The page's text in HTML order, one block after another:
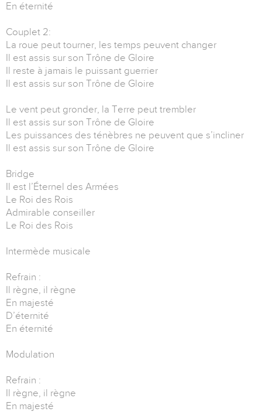
En éternité
Couplet 2:
La roue peut tourner, les temps peuvent changer
Il est assis sur son Trône de Gloire
Il reste à jamais le puissant guerrier
Il est assis sur son Trône de Gloire
Le vent peut gronder, la Terre peut trembler
Il est assis sur son Trône de Gloire
Les puissances des ténèbres ne peuvent que s’incliner
Il est assis sur son Trône de Gloire
Bridge
Il est l’Éternel des Armées
Le Roi des Rois
Admirable conseiller
Le Roi des Rois
Intermède musicale
Refrain :
Il règne, il règne
En majesté
D’éternité
En éternité
Modulation
Refrain :
Il règne, il règne
En majesté